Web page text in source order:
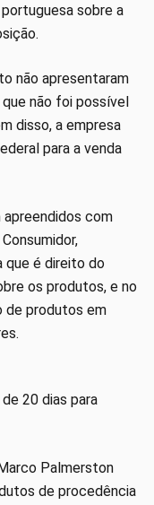
sobre a
não apresentaram
não foi possível
disso, a empresa
para a venda
apreendidos com
que é direito do
os produtos, e no
de produtos em
20 dias para
Palmerston
de procedência